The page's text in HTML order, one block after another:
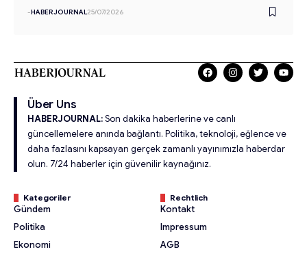
-HABERJOURNAL25/07/2026
Über Uns
HABERJOURNAL:Son dakika haberlerine ve canlı
güncellemelere anında bağlantı. Politika, teknoloji, eğlence ve
daha fazlasını kapsayan gerçek zamanlı yayınımızla haberdar
olun. 7/24 haberler için güvenilir kaynağınız.
Kategoriler
Gündem
Politika
Ekonomi
Rechtlich
Kontakt
Impressum
AGB